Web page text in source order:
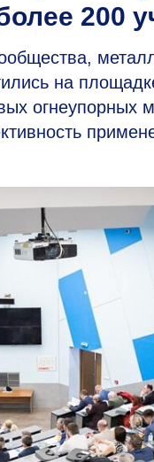
200
на
огнеупорных